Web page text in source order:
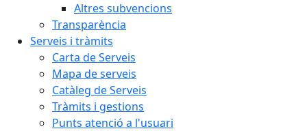
Altres subvencions
Transparència
Serveis i tràmits
Carta de Serveis
Mapa de serveis
Catàleg de Serveis
Tràmits i gestions
Punts atenció a l'usuari